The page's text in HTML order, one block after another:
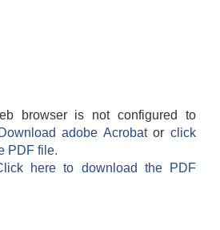
browser is not configured to
Download adobe Acrobatorclick
PDF file.
here to download the PDF